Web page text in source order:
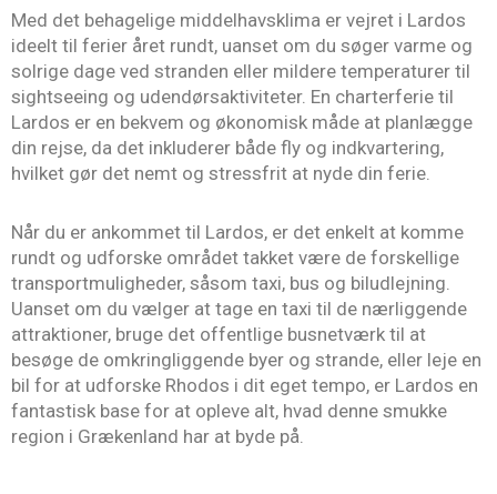
Med det behagelige middelhavsklima er vejret i Lardos
ideelt til ferier året rundt, uanset om du søger varme og
solrige dage ved stranden eller mildere temperaturer til
sightseeing og udendørsaktiviteter. En charterferie til
Lardos er en bekvem og økonomisk måde at planlægge
din rejse, da det inkluderer både fly og indkvartering,
hvilket gør det nemt og stressfrit at nyde din ferie.
Når du er ankommet til Lardos, er det enkelt at komme
rundt og udforske området takket være de forskellige
transportmuligheder, såsom taxi, bus og biludlejning.
Uanset om du vælger at tage en taxi til de nærliggende
attraktioner, bruge det offentlige busnetværk til at
besøge de omkringliggende byer og strande, eller leje en
bil for at udforske Rhodos i dit eget tempo, er Lardos en
fantastisk base for at opleve alt, hvad denne smukke
region i Grækenland har at byde på.